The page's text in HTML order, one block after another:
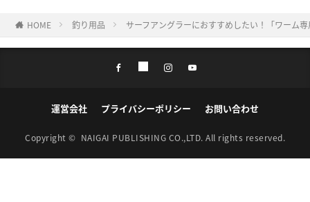
HOME 釣り用品 サーフアングラーにおすすめしたい！「ワーム
運営会社 プライバシーポリシー お問い合わせ
Copyright © NAIGAI PUBLISHING CO.,LTD. All rights reserved.